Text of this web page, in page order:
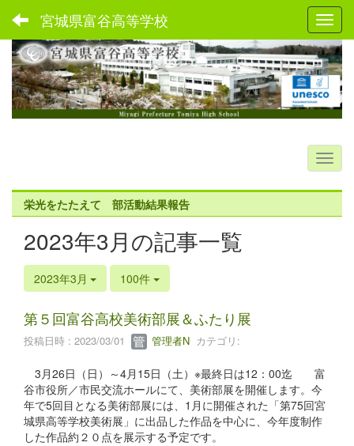
宮城県富谷高等学校
栄光をたたえて 部活動結果報告
2023年3月の記事一覧
2023年3月 100件
第５回富谷高校美術部展＆ふたり展
投稿日時 : 2023/03/01 管理者N カテゴリ:
3月26日（日）～4月15日（土）※最終日は12：00迄 富
谷市役所／市民交流ホールにて、美術部展を開催します。今
年で5回目となる美術部展には、1月に開催された「第75回宮
城県高等学校美術展」に出品した作品を中心に、今年度制作
した作品約２０点を展示する予定です。